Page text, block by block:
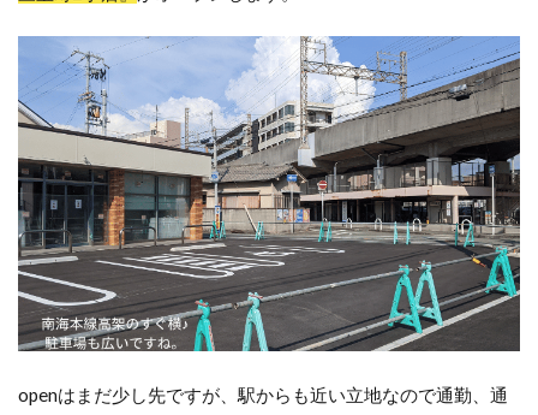
openはまだ少し先ですが、駅からも近い立地なので通勤、通